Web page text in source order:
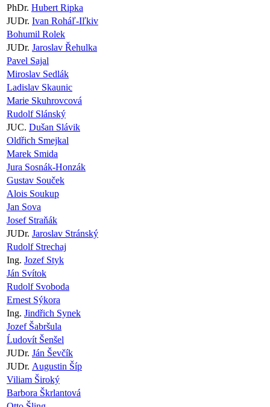
PhDr. Hubert Ripka
JUDr. Ivan Roháľ-Iľkiv
Bohumil Rolek
JUDr. Jaroslav Řehulka
Pavel Sajal
Miroslav Sedlák
Ladislav Skaunic
Marie Skuhrovcová
Rudolf Slánský
JUC. Dušan Slávik
Oldřich Smejkal
Marek Smida
Jura Sosnák-Honzák
Gustav Souček
Alois Soukup
Jan Sova
Josef Straňák
JUDr. Jaroslav Stránský
Rudolf Strechaj
Ing. Jozef Styk
Ján Svítok
Rudolf Svoboda
Ernest Sýkora
Ing. Jindřich Synek
Jozef Šabršula
Ĺudovít Šenšel
JUDr. Ján Ševčík
JUDr. Augustin Šíp
Viliam Široký
Barbora Škrlantová